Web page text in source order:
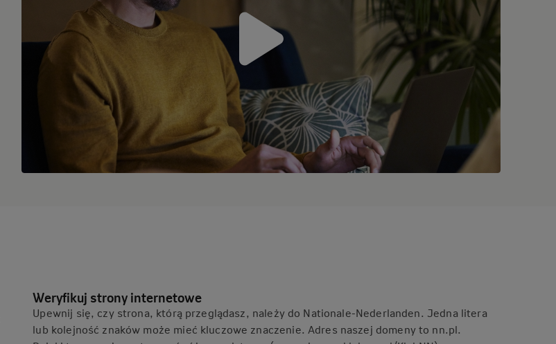
Weryfikuj strony internetowe
Upewnij się, czy strona, którą przeglądasz, należy do Nationale-Nederlanden. Jedna litera
lub kolejność znaków może mieć kluczowe znaczenie. Adres naszej domeny to nn.pl.